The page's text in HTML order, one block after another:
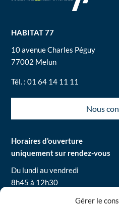
Gérer le
HABITAT 77
10 avenue Charles Péguy
77002 Melun
Tél. : 01 64 14 11 11
Nous
Horaires d’ouverture
uniquement sur rendez-vous
Du lundi au vendredi
8h45 à 12h30